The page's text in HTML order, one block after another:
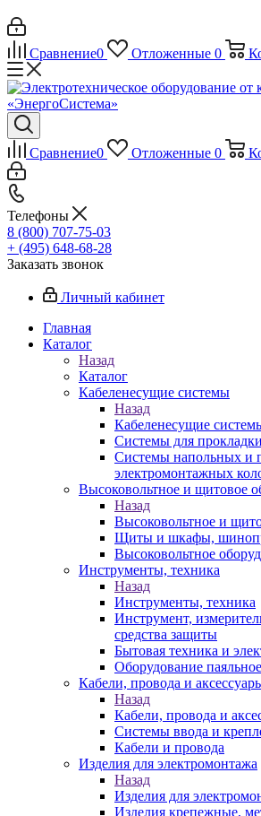
Сравнение0 Отложенные 0
Сравнение0 Отложенные 0
Телефоны
8 (800) 707-75-03
+ (495) 648-68-28
Заказать звонок
Личный кабинет
Главная
Каталог
Назад
Каталог
Кабеленесущие системы
Назад
Кабеленесущие
Системы для
Системы напольных и
электромонтажных
Высоковольтное и щитовое
Назад
Высоковольтное и
Щиты и шкафы,
Высоковольтное
Инструменты, техника
Назад
Инструменты, техника
Инструмент,
средства защиты
Бытовая техника и
Оборудование
Кабели, провода и
Назад
Кабели, провода и
Системы ввода и
Кабели и провода
Изделия для электромонтажа
Назад
Изделия для
Изделия крепежные,